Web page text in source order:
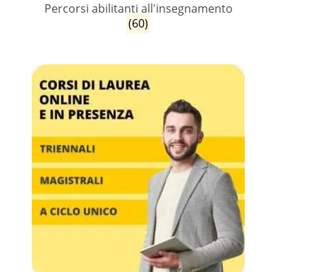
Percorsi abilitanti all'insegnamento
(60)